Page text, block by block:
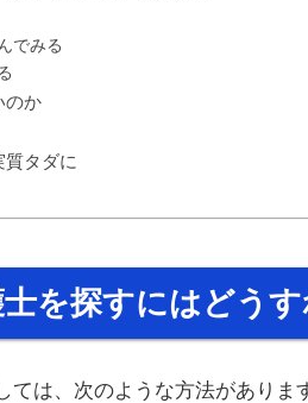
でみる
のか
質タダに
を探すにはどう
ては、次のような方法がありま